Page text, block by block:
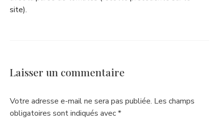
site).
Laisser un commentaire
Votre adresse e-mail ne sera pas publiée. Les champs
obligatoires sont indiqués avec*